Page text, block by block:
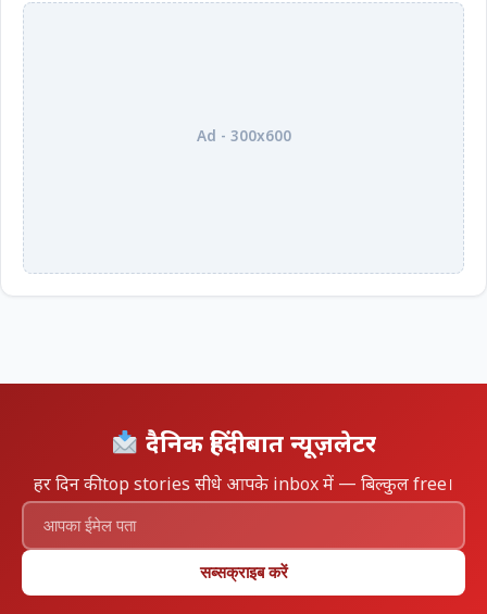
Ad - 300x600
दैनिक हिंदीबात न्यूज़लेटर
हर दिन की top stories सीधे आपके inbox में — बिल्कुल free।
सब्सक्राइब करें